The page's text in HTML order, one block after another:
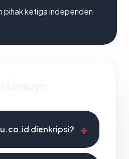
pihak ketiga independen
dienkripsi?